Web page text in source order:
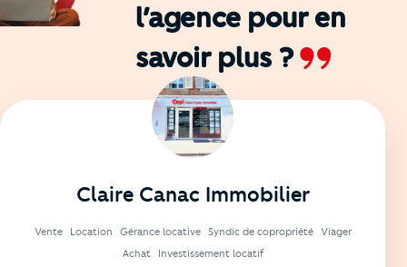
l’agence pour en
savoir plus ?
Claire Canac Immobilier
Vente Location Gérance locative Syndic de copropriété
Viager
Achat
Investissement locatif